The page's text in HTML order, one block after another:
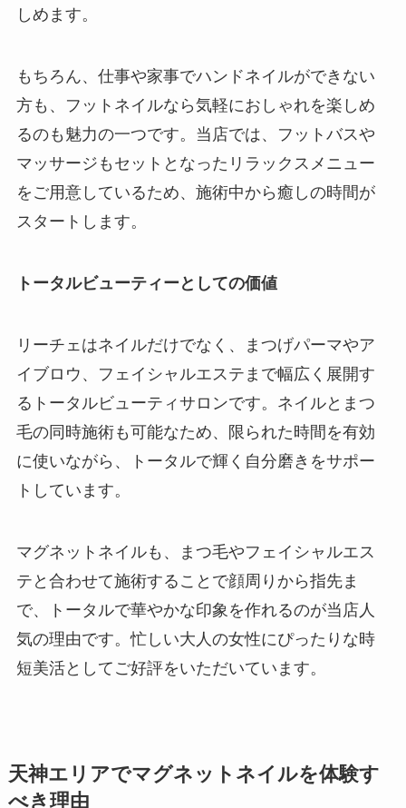
しめます。
もちろん、仕事や家事でハンドネイルができない
方も、フットネイルなら気軽におしゃれを楽しめ
るのも魅力の一つです。当店では、フットバスや
マッサージもセットとなったリラックスメニュー
をご用意しているため、施術中から癒しの時間が
スタートします。
トータルビューティーとしての価値
リーチェはネイルだけでなく、まつげパーマやア
イブロウ、フェイシャルエステまで幅広く展開す
るトータルビューティサロンです。ネイルとまつ
毛の同時施術も可能なため、限られた時間を有効
に使いながら、トータルで輝く自分磨きをサポー
トしています。
マグネットネイルも、まつ毛やフェイシャルエス
テと合わせて施術することで顔周りから指先ま
で、トータルで華やかな印象を作れるのが当店人
気の理由です。忙しい大人の女性にぴったりな時
短美活としてご好評をいただいています。
天神エリアでマグネットネイルを体験す
べき理由